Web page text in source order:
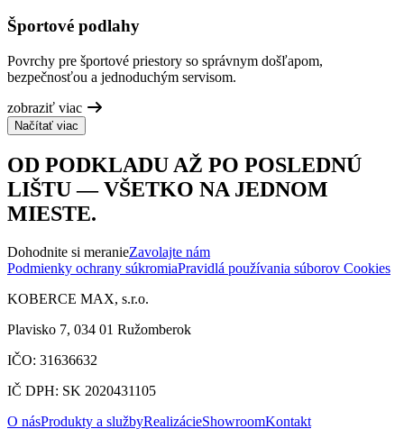
Športové podlahy
Povrchy pre športové priestory so správnym došľapom,
bezpečnosťou a jednoduchým servisom.
zobraziť viac
Načítať viac
OD PODKLADU AŽ PO POSLEDNÚ
LIŠTU — VŠETKO NA JEDNOM
MIESTE.
Dohodnite si meranieZavolajte nám
Podmienky ochrany súkromiaPravidlá používania súborov Cookies
KOBERCE MAX, s.r.o.
Plavisko 7, 034 01 Ružomberok
IČO: 31636632
IČ DPH: SK 2020431105
O násProdukty a službyRealizácieShowroomKontakt